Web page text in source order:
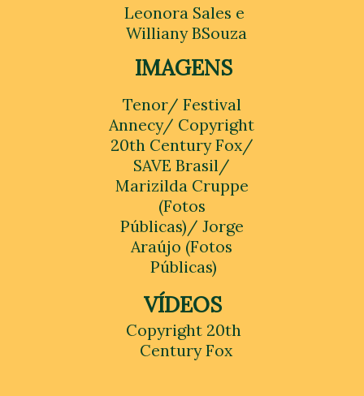
Leonora Sales e
Williany BSouza
IMAGENS
Tenor/ Festival
Annecy/ Copyright
20th Century Fox/
SAVE Brasil/
Marizilda Cruppe
(Fotos
Públicas)/ Jorge
Araújo (Fotos
Públicas)
VÍDEOS
Copyright 20th
Century Fox